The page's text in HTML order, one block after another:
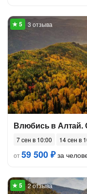
3 отзыва
Влюбись в Алтай.
7 сен в 10:00
14 сен в
от59 500 ₽за
2 отзыва